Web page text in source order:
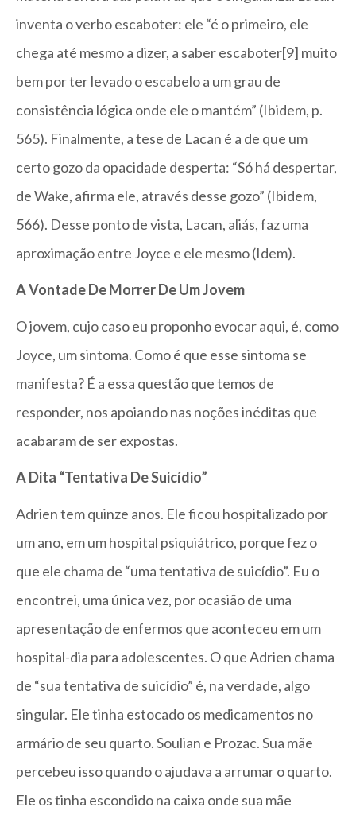
inventa o verbo escaboter: ele “é o primeiro, ele
chega até mesmo a dizer, a saber escaboter[9] muito
bem por ter levado o escabelo a um grau de
consistência lógica onde ele o mantém” (Ibidem, p.
565). Finalmente, a tese de Lacan é a de que um
certo gozo da opacidade desperta: “Só há despertar,
de Wake, afirma ele, através desse gozo” (Ibidem,
566). Desse ponto de vista, Lacan, aliás, faz uma
aproximação entre Joyce e ele mesmo (Idem).
A Vontade De Morrer De Um Jovem
O jovem, cujo caso eu proponho evocar aqui, é, como
Joyce, um sintoma. Como é que esse sintoma se
manifesta? É a essa questão que temos de
responder, nos apoiando nas noções inéditas que
acabaram de ser expostas.
A Dita “Tentativa De Suicídio”
Adrien tem quinze anos. Ele ficou hospitalizado por
um ano, em um hospital psiquiátrico, porque fez o
que ele chama de “uma tentativa de suicídio”. Eu o
encontrei, uma única vez, por ocasião de uma
apresentação de enfermos que aconteceu em um
hospital-dia para adolescentes. O que Adrien chama
de “sua tentativa de suicídio” é, na verdade, algo
singular. Ele tinha estocado os medicamentos no
armário de seu quarto. Soulian e Prozac. Sua mãe
percebeu isso quando o ajudava a arrumar o quarto.
Ele os tinha escondido na caixa onde sua mãe